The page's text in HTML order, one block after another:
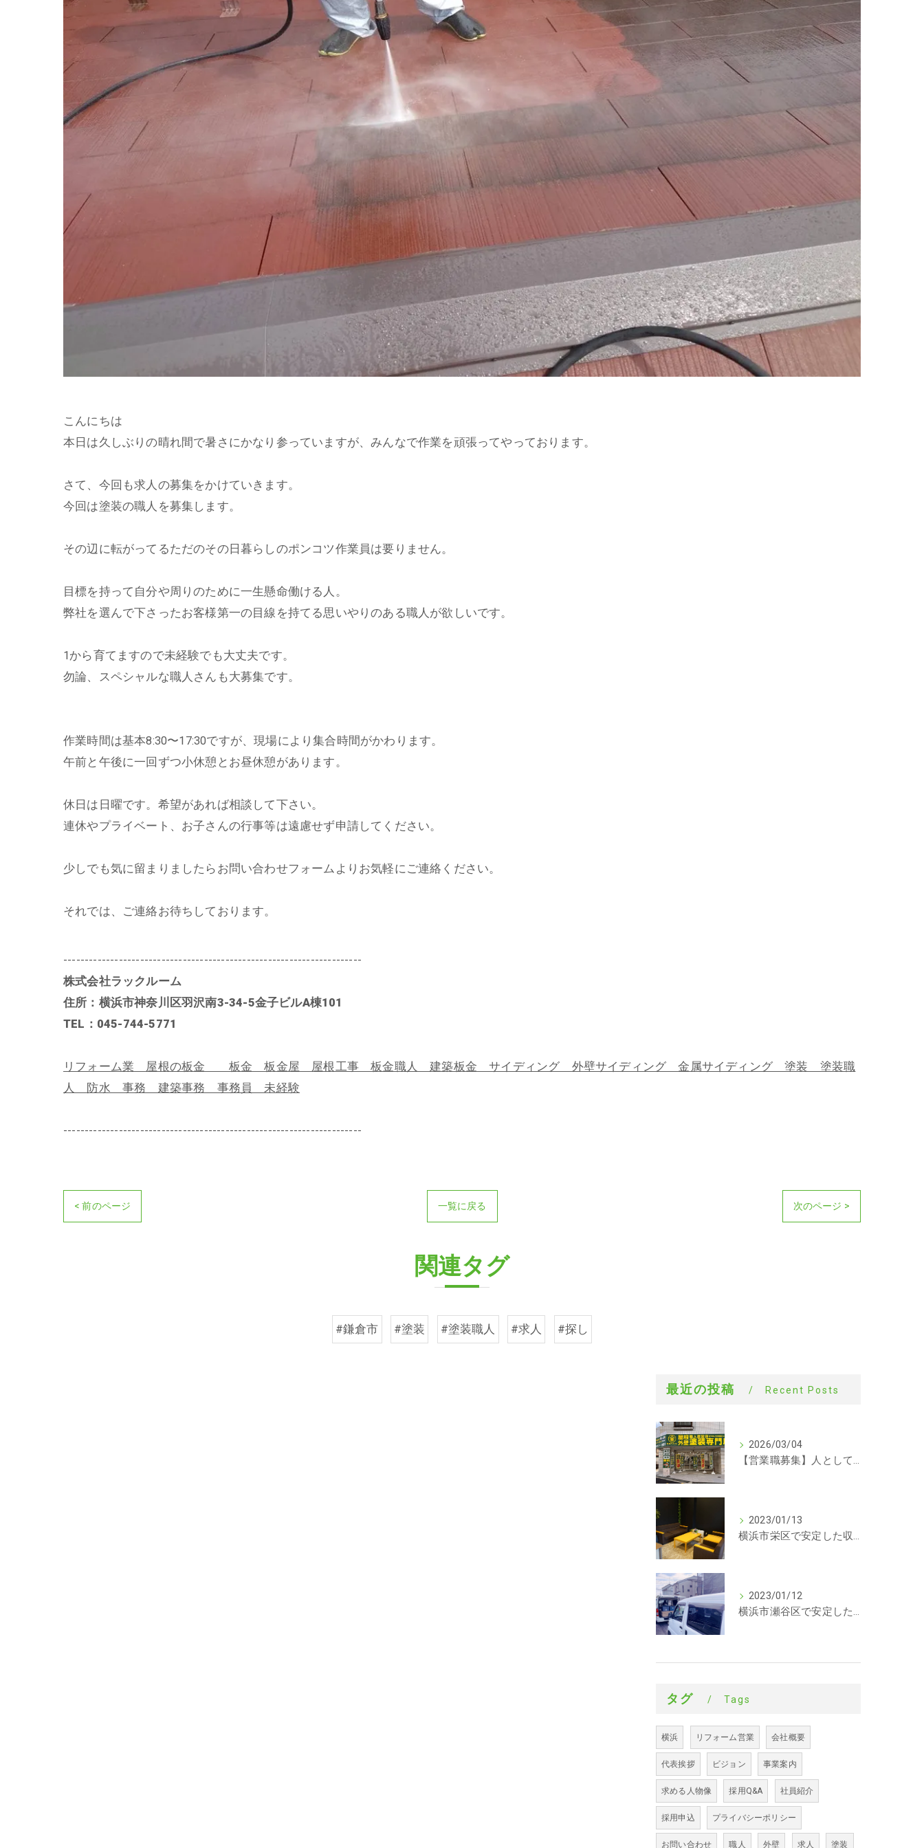
こんにちは
本日は久しぶりの晴れ間で暑さにかなり参っていますが、みんなで作業を頑張ってやっております。
さて、今回も求人の募集をかけていきます。
今回は塗装の職人を募集します。
その辺に転がってるただのその日暮らしのポンコツ作業員は要りません。
目標を持って自分や周りのために一生懸命働ける人。
弊社を選んで下さったお客様第一の目線を持てる思いやりのある職人が欲しいです。
1から育てますので未経験でも大丈夫です。
勿論、スペシャルな職人さんも大募集です。
作業時間は基本8:30〜17:30ですが、現場により集合時間がかわります。
午前と午後に一回ずつ小休憩とお昼休憩があります。
休日は日曜です。希望があれば相談して下さい。
連休やプライベート、お子さんの行事等は遠慮せず申請してください。
少しでも気に留まりましたらお問い合わせフォームよりお気軽にご連絡ください。
それでは、ご連絡お待ちしております。
----------------------------------------------------------------------
株式会社ラックルーム
住所：横浜市神奈川区羽沢南3-34-5金子ビルA棟101
TEL：045-744-5771
リフォーム業 屋根の板金 板金 板金屋 屋根工事 板金職人 建築板金 サイディング 外壁サイディング 金属サイディング 塗装 塗装職
人 防水 事務 建築事務 事務員 未経験
----------------------------------------------------------------------
< 前のページ 一覧に戻る 次のページ >
関連タグ
#鎌倉市 #塗装 #塗装職人 #求人 #探し
最近の投稿 Recent Posts
2026/03/04
【営業職募集】人として成長できる会社。ラックルームの営業という仕事
2023/01/13
横浜市栄区で安定した収入を探している方、求人募集しています。事務
2023/01/12
横浜市瀬谷区で安定した収入を探している方、求人募集しています。サイディング
タグ Tags
横浜 リフォーム営業 会社概要
代表挨拶 ビジョン 事業案内
求める人物像 採用Q&A 社員紹介
採用申込 プライバシーポリシー
お問い合わせ 職人 外壁 求人 塗装